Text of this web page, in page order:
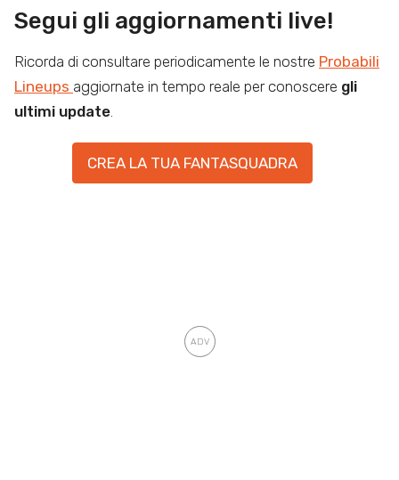
Segui gli aggiornamenti live!
Ricorda di consultare periodicamente le nostre Probabili
Lineups aggiornate in tempo reale per conoscere gli
ultimi update.
CREA LA TUA FANTASQUADRA